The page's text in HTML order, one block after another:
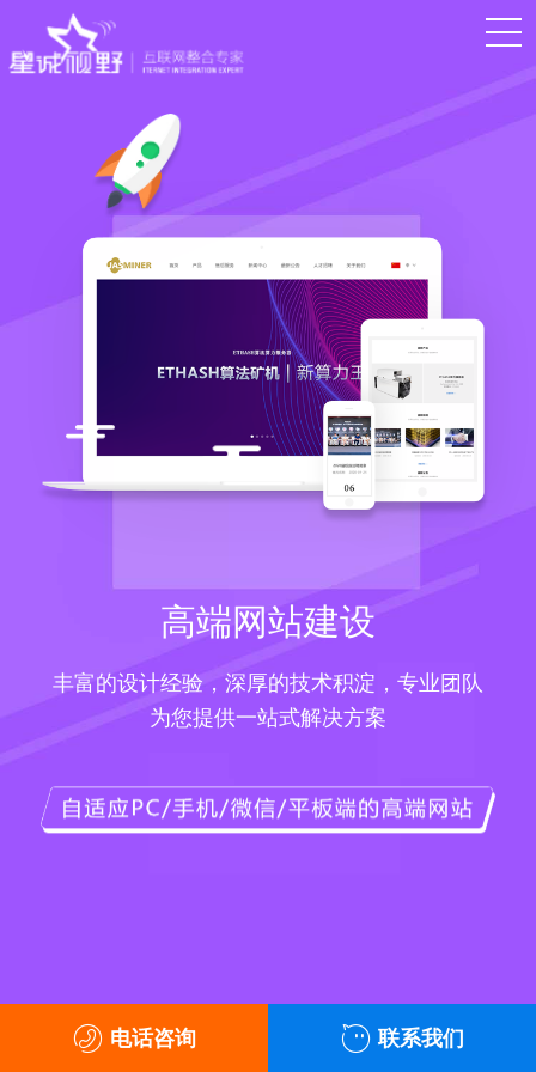
高端网站建设
丰富的设计经验，深厚的技术积淀，专业团队
为您提供一站式解决方案
电话咨询 联系我们